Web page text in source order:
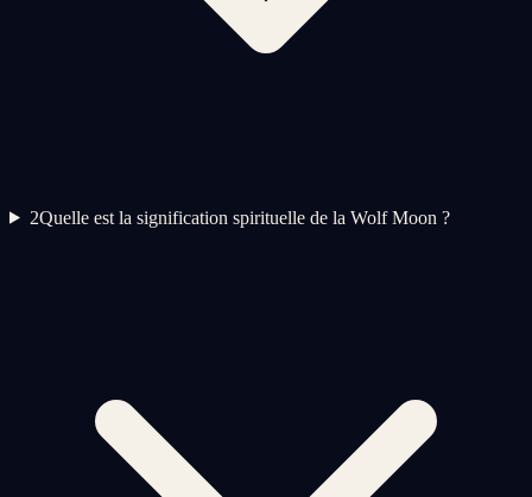
2Quelle est la signification spirituelle de la Wolf Moon ?